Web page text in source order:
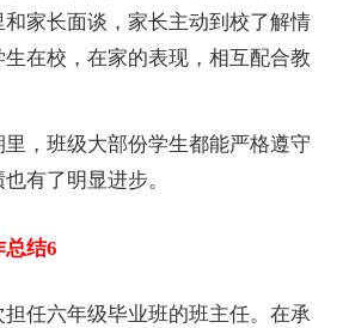
家长面谈，家长主动到校了解情
在校，在家的表现，相互配合教
班级大部份学生都能严格遵守
有了明显进步。
总结6
六年级毕业班的班主任。在承